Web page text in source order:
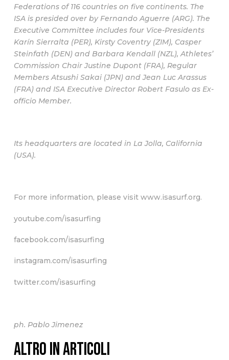
Federations of 116 countries on five continents. The
ISA is presided over by Fernando Aguerre (ARG). The
Executive Committee includes four Vice-Presidents
Karín Sierralta (PER), Kirsty Coventry (ZIM), Casper
Steinfath (DEN) and Barbara Kendall (NZL), Athletes’
Commission Chair Justine Dupont (FRA), Regular
Members Atsushi Sakai (JPN) and Jean Luc Arassus
(FRA) and ISA Executive Director Robert Fasulo as Ex-
officio Member.
Its headquarters are located in La Jolla, California
(USA).
For more information, please visit www.isasurf.org.
youtube.com/isasurfing
facebook.com/isasurfing
instagram.com/isasurfing
twitter.com/isasurfing
ph. Pablo Jimenez
ALTRO IN ARTICOLI